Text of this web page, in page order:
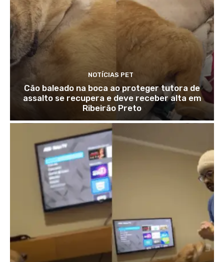
NOTÍCIAS PET
Cão baleado na boca ao proteger tutora de
assalto se recupera e deve receber alta em
Ribeirão Preto